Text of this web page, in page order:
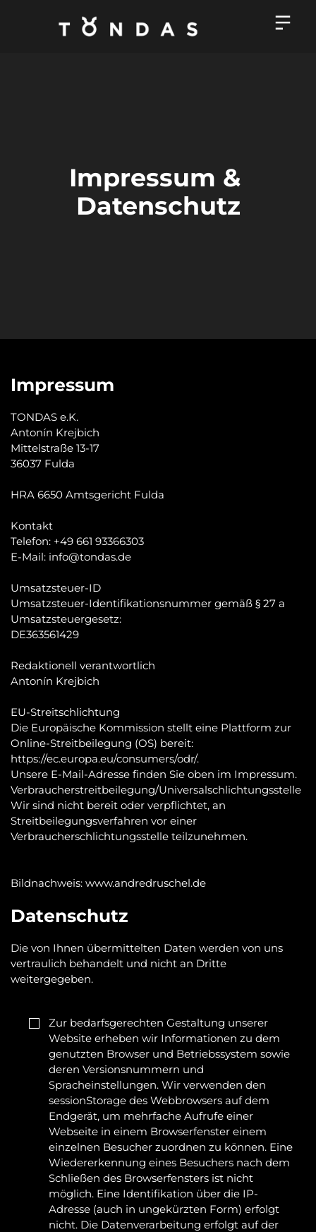
Impressum &
Datenschutz
Impressum
TONDAS e.K.
Antonín Krejbich
Mittelstraße 13-17
36037 Fulda
HRA 6650 Amtsgericht Fulda
Kontakt
Telefon: +49 661 93366303
E-Mail: info@tondas.de
Umsatzsteuer-ID
Umsatzsteuer-Identifikationsnummer gemäß § 27 a
Umsatzsteuergesetz:
DE363561429
Redaktionell verantwortlich
Antonín Krejbich
EU-Streitschlichtung
Die Europäische Kommission stellt eine Plattform zur
Online-Streitbeilegung (OS) bereit:
https://ec.europa.eu/consumers/odr/.
Unsere E-Mail-Adresse finden Sie oben im Impressum.
Verbraucherstreitbeilegung/Universalschlichtungsstelle
Wir sind nicht bereit oder verpflichtet, an
Streitbeilegungsverfahren vor einer
Verbraucherschlichtungsstelle teilzunehmen.
Bildnachweis: www.andredruschel.de
Datenschutz
Die von Ihnen übermittelten Daten werden von uns
vertraulich behandelt und nicht an Dritte
weitergegeben.
Zur bedarfsgerechten Gestaltung unserer
Website erheben wir Informationen zu dem
genutzten Browser und Betriebssystem sowie
deren Versionsnummern und
Spracheinstellungen. Wir verwenden den
sessionStorage des Webbrowsers auf dem
Endgerät, um mehrfache Aufrufe einer
Webseite in einem Browserfenster einem
einzelnen Besucher zuordnen zu können. Eine
Wiedererkennung eines Besuchers nach dem
Schließen des Browserfensters ist nicht
möglich. Eine Identifikation über die IP-
Adresse (auch in ungekürzten Form) erfolgt
nicht. Die Datenverarbeitung erfolgt auf der